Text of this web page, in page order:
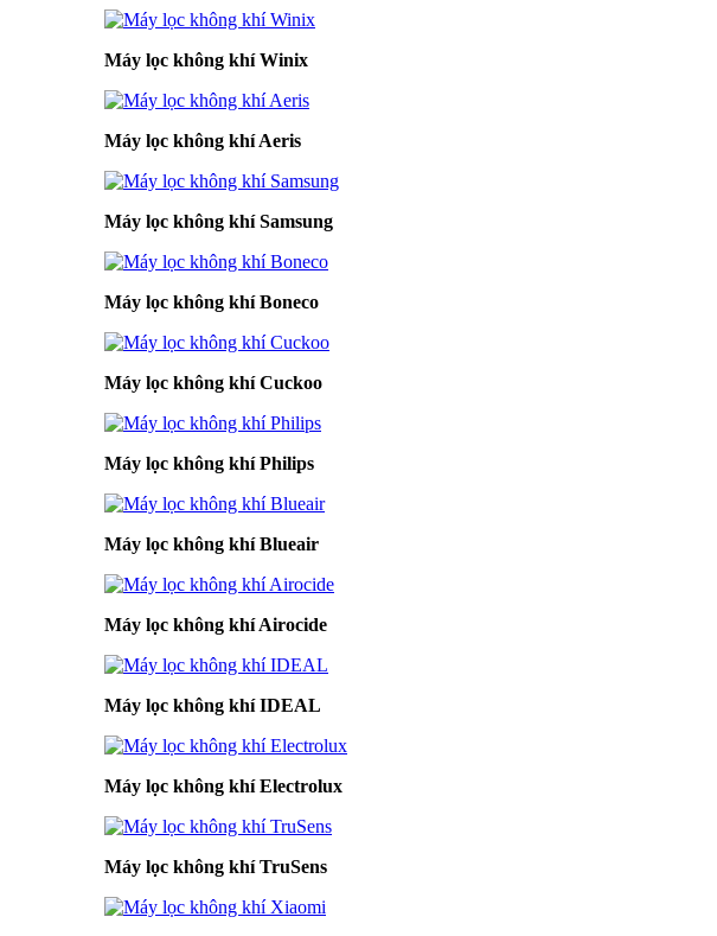
Máy lọc không khí Winix
Máy lọc không khí Aeris
Máy lọc không khí Samsung
Máy lọc không khí Boneco
Máy lọc không khí Cuckoo
Máy lọc không khí Philips
Máy lọc không khí Blueair
Máy lọc không khí Airocide
Máy lọc không khí IDEAL
Máy lọc không khí Electrolux
Máy lọc không khí TruSens